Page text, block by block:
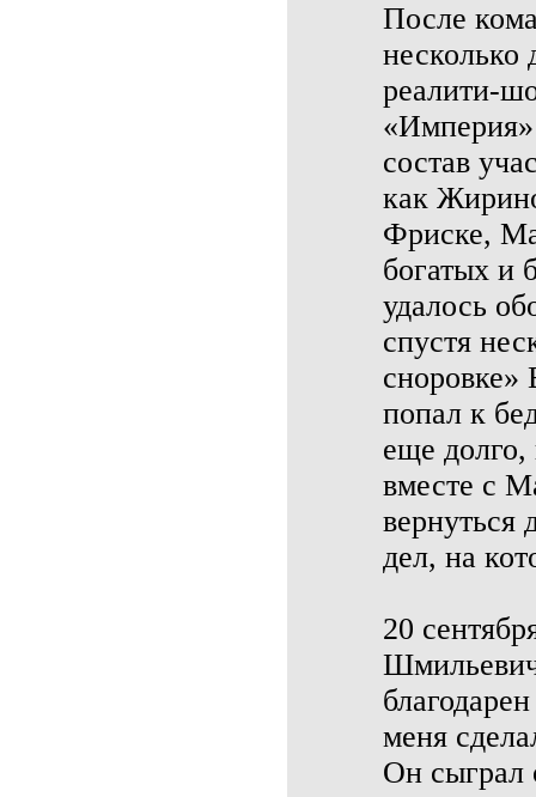
После
несколько
реалити-
состав
как
Фриске,
богатых и
удалось
спустя
попал к
еще
вместе с
вернуться
дел, на
20
меня
Он сыграл